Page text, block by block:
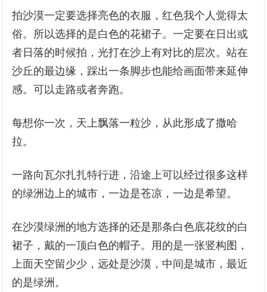
拍沙漠一定要选择亮色的衣服，红色我个人觉得太
俗。所以选择的是白色的花裙子。一定要在日出或
者日落的时候拍，光打在沙上有对比的层次。站在
沙丘的最边缘，踩出一条脚步也能给画面带来延伸
感。可以走路或者奔跑。
每想你一次，天上飘落一粒沙，从此形成了撒哈
拉。
一路向瓦尔扎扎特行进，沿途上可以经过很多这样
的绿洲边上的城市，一边是苍凉，一边是希望。
在沙漠绿洲的地方选择的还是那条白色底花纹的白
裙子，戴的一顶白色的帽子。用的是一张竖构图，
上面天空留少少，远处是沙漠，中间是城市，最近
的是绿洲。